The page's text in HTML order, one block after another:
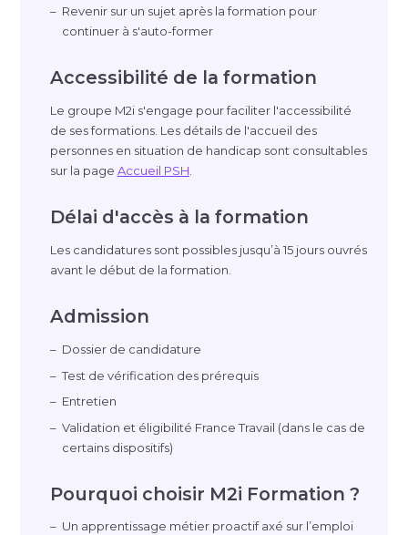
Revenir sur un sujet après la formation pour
continuer à s'auto-former
Accessibilité de la formation
Le groupe M2i s'engage pour faciliter l'accessibilité
de ses formations. Les détails de l'accueil des
personnes en situation de handicap sont consultables
sur la page Accueil PSH
Délai d'accès à la formation
Les candidatures sont possibles jusqu’à 15 jours ouvrés
avant le début de la formation.
Admission
Dossier de candidature
Test de vérification des prérequis
Entretien
Validation et éligibilité France Travail (dans le cas de
certains dispositifs)
Pourquoi choisir M2i Formation ?
Un apprentissage métier proactif axé sur l’emploi